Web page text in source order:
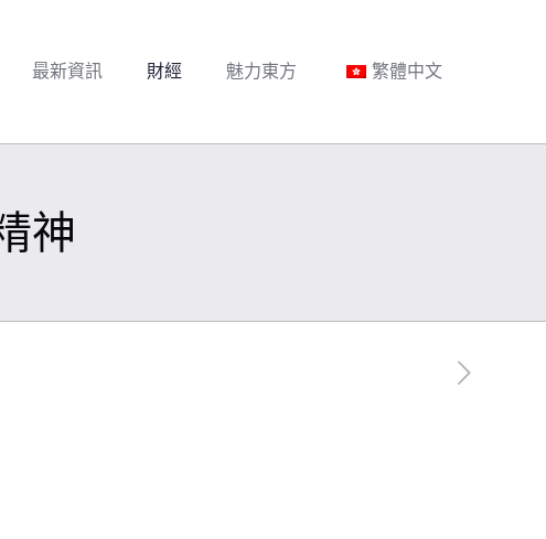
最新資訊 財經 魅力東方 繁體中文
神